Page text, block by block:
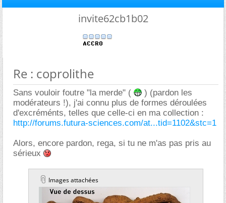
invite62cb1b02
Re : coprolithe
Sans vouloir foutre "la merde" (
) (pardon les
modérateurs !), j'ai connu plus de formes déroulées
d'excréménts, telles que celle-ci en ma collection :
http://forums.futura-sciences.com/at...tid=1102&stc=1
Alors, encore pardon, rega, si tu ne m'as pas pris au
sérieux
Images attachées